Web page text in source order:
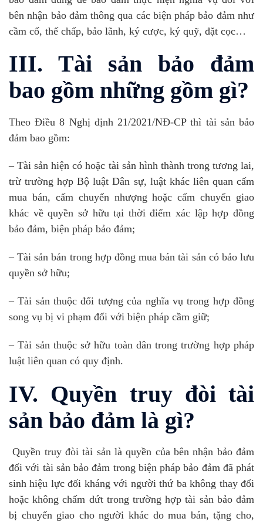
bên nhận bảo đảm thông qua các biện pháp bảo đảm như
cầm cố, thế chấp, bảo lãnh, ký cược, ký quỹ, đặt cọc…
III. Tài sản bảo đảm
bao gồm những gồm gì?
Theo Điều 8 Nghị định 21/2021/NĐ-CP thì tài sản bảo
đảm bao gồm:
– Tài sản hiện có hoặc tài sản hình thành trong tương lai,
trừ trường hợp Bộ luật Dân sự, luật khác liên quan cấm
mua bán, cấm chuyển nhượng hoặc cấm chuyển giao
khác về quyền sở hữu tại thời điểm xác lập hợp đồng
bảo đảm, biện pháp bảo đảm;
– Tài sản bán trong hợp đồng mua bán tài sản có bảo lưu
quyền sở hữu;
– Tài sản thuộc đối tượng của nghĩa vụ trong hợp đồng
song vụ bị vi phạm đối với biện pháp cầm giữ;
– Tài sản thuộc sở hữu toàn dân trong trường hợp pháp
luật liên quan có quy định.
IV. Quyền truy đòi tài
sản bảo đảm là gì?
Quyền truy đòi tài sản là quyền của bên nhận bảo đảm
đối với tài sản bảo đảm trong biện pháp bảo đảm đã phát
sinh hiệu lực đối kháng với người thứ ba không thay đổi
hoặc không chấm dứt trong trường hợp tài sản bảo đảm
bị chuyển giao cho người khác do mua bán, tặng cho,